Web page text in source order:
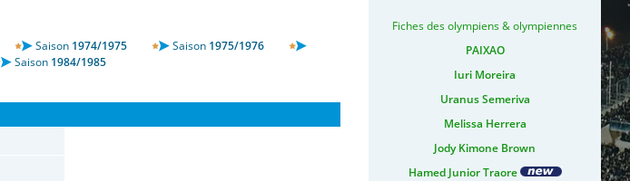
Saison 1974/1975 Saison 1975/1976
Saison 1984/1985
Fiches des olympiens & olympiennes
PAIXAO
Iuri Moreira
Uranus Semeriva
Melissa Herrera
Jody Kimone Brown
Hamed Junior Traore